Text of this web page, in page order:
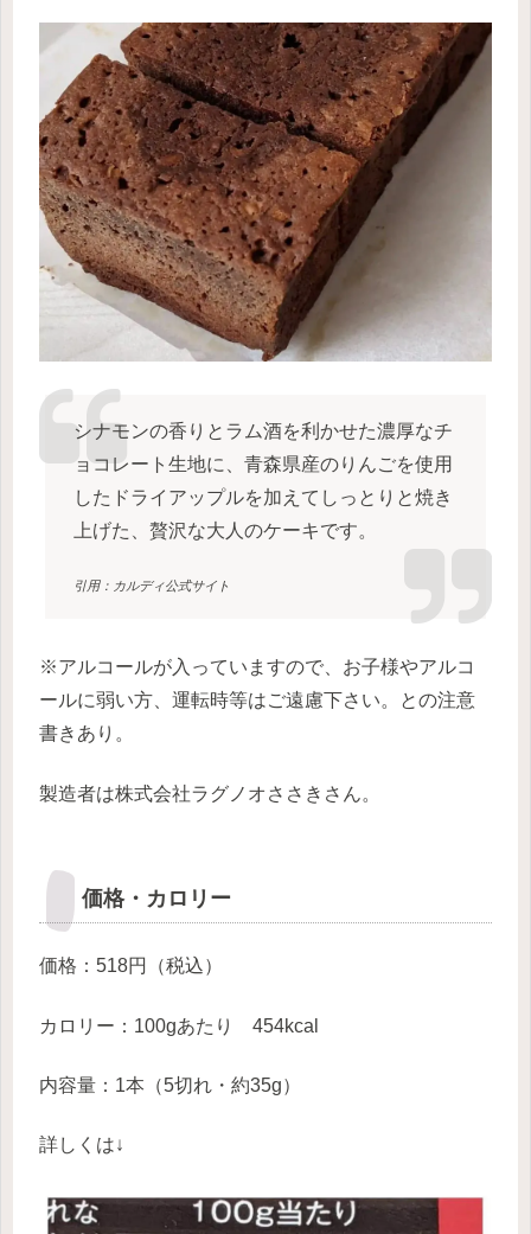
シナモンの香りとラム酒を利かせた濃厚なチ
ョコレート生地に、青森県産のりんごを使用
したドライアップルを加えてしっとりと焼き
上げた、贅沢な大人のケーキです。
引用：カルディ公式サイト
※アルコールが入っていますので、お子様やアルコ
ールに弱い方、運転時等はご遠慮下さい。との注意
書きあり。
製造者は株式会社ラグノオささきさん。
価格・カロリー
価格：518円（税込）
カロリー：100gあたり 454kcal
内容量：1本（5切れ・約35g）
詳しくは↓